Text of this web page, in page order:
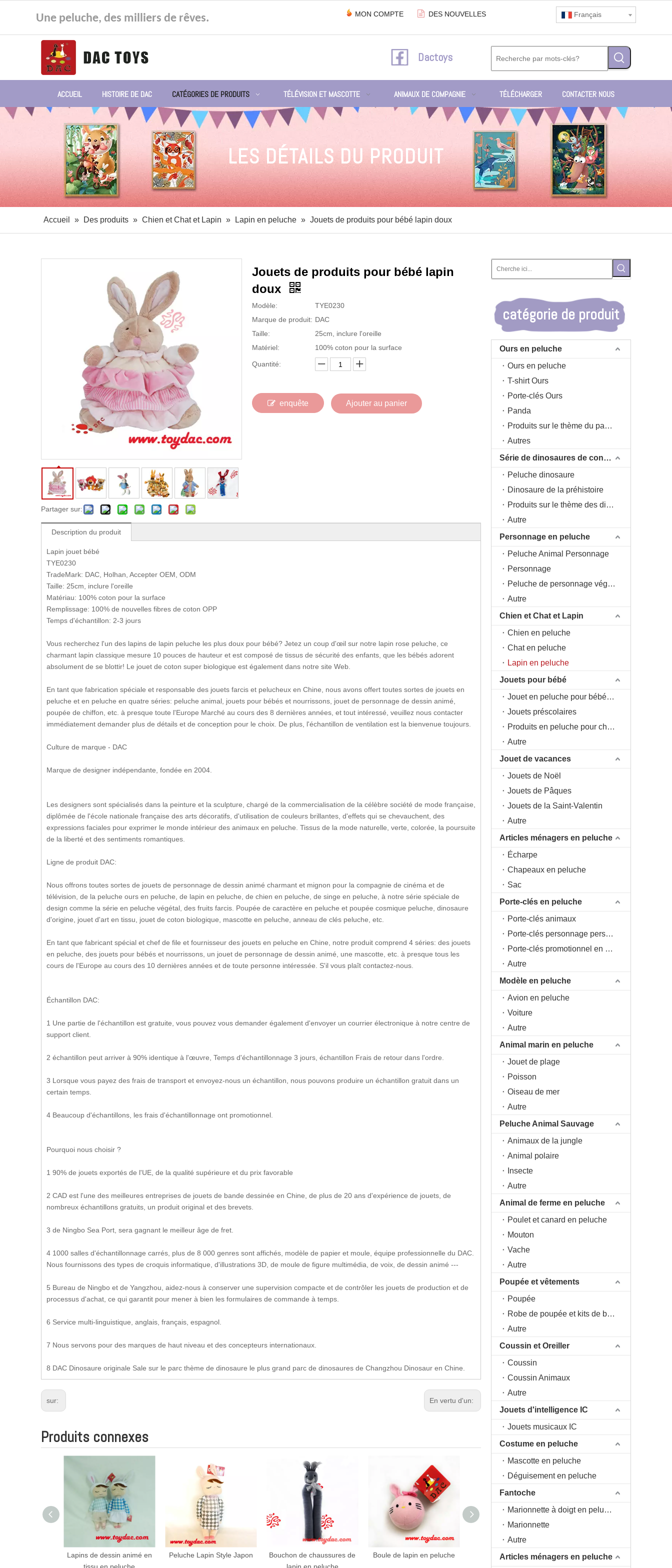
Une peluche, des milliers de rêves. MON COMPTE  DES NOUVELLES Français
Dactoys
ACCUEIL HISTOIRE DE DAC CATÉGORIES DE PRODUITS TÉLÉVISION ET MASCOTTE ANIMAUX DE COMPAGNIE TÉLÉCHARGER CONTACTER NOUS
LES DÉTAILS DU PRODUIT
Accueil » Des produits » Chien et Chat et Lapin » Lapin en peluche » Jouets de produits pour bébé lapin doux
Partager sur:
Jouets de produits pour bébé lapin
doux
Modèle:
TYE0230
Marque de produit: DAC
Taille:
25cm, inclure l'oreille
Matériel:
100% coton pour la surface
Quantité:
enquête Ajouter au panier
Description du produit
Lapin jouet bébé
TYE0230
TradeMark: DAC, Holhan, Accepter OEM, ODM
Taille: 25cm, inclure l'oreille
Matériau: 100% coton pour la surface
Remplissage: 100% de nouvelles fibres de coton OPP
Temps d'échantillon: 2-3 jours
Vous recherchez l'un des lapins de lapin peluche les plus doux pour bébé? Jetez un coup d'œil sur notre lapin rose peluche, ce
charmant lapin classique mesure 10 pouces de hauteur et est composé de tissus de sécurité des enfants, que les bébés adorent
absolument de se blottir! Le jouet de coton super biologique est également dans notre site Web.
En tant que fabrication spéciale et responsable des jouets farcis et pelucheux en Chine, nous avons offert toutes sortes de jouets en
peluche et en peluche en quatre séries: peluche animal, jouets pour bébés et nourrissons, jouet de personnage de dessin animé,
poupée de chiffon, etc. à presque toute l'Europe Marché au cours des 8 dernières années, et tout intéressé, veuillez nous contacter
immédiatement demander plus de détails et de conception pour le choix. De plus, l'échantillon de ventilation est la bienvenue toujours.
Culture de marque - DAC
Marque de designer indépendante, fondée en 2004.
Les designers sont spécialisés dans la peinture et la sculpture, chargé de la commercialisation de la célèbre société de mode française,
diplômée de l'école nationale française des arts décoratifs, d'utilisation de couleurs brillantes, d'effets qui se chevauchent, des
expressions faciales pour exprimer le monde intérieur des animaux en peluche. Tissus de la mode naturelle, verte, colorée, la poursuite
de la liberté et des sentiments romantiques.
Ligne de produit DAC:
Nous offrons toutes sortes de jouets de personnage de dessin animé charmant et mignon pour la compagnie de cinéma et de
télévision, de la peluche ours en peluche, de lapin en peluche, de chien en peluche, de singe en peluche, à notre série spéciale de
design comme la série en peluche végétal, des fruits farcis. Poupée de caractère en peluche et poupée cosmique peluche, dinosaure
d'origine, jouet d'art en tissu, jouet de coton biologique, mascotte en peluche, anneau de clés peluche, etc.
En tant que fabricant spécial et chef de file et fournisseur des jouets en peluche en Chine, notre produit comprend 4 séries: des jouets
en peluche, des jouets pour bébés et nourrissons, un jouet de personnage de dessin animé, une mascotte, etc. à presque tous les
cours de l'Europe au cours des 10 dernières années et de toute personne intéressée. S'il vous plaît contactez-nous.
Échantillon DAC:
1 Une partie de l'échantillon est gratuite, vous pouvez vous demander également d'envoyer un courrier électronique à notre centre de
support client.
2 échantillon peut arriver à 90% identique à l'œuvre, Temps d'échantillonnage 3 jours, échantillon Frais de retour dans l'ordre.
3 Lorsque vous payez des frais de transport et envoyez-nous un échantillon, nous pouvons produire un échantillon gratuit dans un
certain temps.
4 Beaucoup d'échantillons, les frais d'échantillonnage ont promotionnel.
Pourquoi nous choisir ?
1 90% de jouets exportés de l'UE, de la qualité supérieure et du prix favorable
2 CAD est l'une des meilleures entreprises de jouets de bande dessinée en Chine, de plus de 20 ans d'expérience de jouets, de
nombreux échantillons gratuits, un produit original et des brevets.
3 de Ningbo Sea Port, sera gagnant le meilleur âge de fret.
4 1000 salles d'échantillonnage carrés, plus de 8 000 genres sont affichés, modèle de papier et moule, équipe professionnelle du DAC.
Nous fournissons des types de croquis informatique, d'illustrations 3D, de moule de figure multimédia, de voix, de dessin animé ---
5 Bureau de Ningbo et de Yangzhou, aidez-nous à conserver une supervision compacte et de contrôler les jouets de production et de
processus d'achat, ce qui garantit pour mener à bien les formulaires de commande à temps.
6 Service multi-linguistique, anglais, français, espagnol.
7 Nous servons pour des marques de haut niveau et des concepteurs internationaux.
8 DAC Dinosaure originale Sale sur le parc thème de dinosaure le plus grand parc de dinosaures de Changzhou Dinosaur en Chine.
sur: En vertu d'un:
Produits connexes
Peluche Lapin Style Japon
Bouchon de chaussures de
Boule de lapin en peluche Peluche Lapin Pull
Lapin en fourrure en
Peluche mini lapin blanc
catégorie de produit
Ours en peluche
Ours en peluche
T-shirt Ours
Porte-clés Ours
Panda
Produits sur le thème du panda
Autres
Série de dinosaures de conception originale DAC
Peluche dinosaure
Dinosaure de la préhistoire
Produits sur le thème des dinosaures
Autre
Personnage en peluche
Peluche Animal Personnage
Personnage
Peluche de personnage végétal
Autre
Chien et Chat et Lapin
Chien en peluche
Chat en peluche
Lapin en peluche
Jouets pour bébé
Jouet en peluche pour bébé 0+
Jouets préscolaires
Produits en peluche pour chambre d'enfant
Autre
Jouet de vacances
Jouets de Noël
Jouets de Pâques
Jouets de la Saint-Valentin
Autre
Articles ménagers en peluche
Écharpe
Chapeaux en peluche
Sac
Porte-clés en peluche
Porte-clés animaux
Porte-clés personnage personnage
Porte-clés promotionnel en peluche
Autre
Modèle en peluche
Avion en peluche
Voiture
Autre
Animal marin en peluche
Jouet de plage
Poisson
Oiseau de mer
Autre
Peluche Animal Sauvage
Animaux de la jungle
Animal polaire
Insecte
Autre
Animal de ferme en peluche
Poulet et canard en peluche
Mouton
Vache
Autre
Poupée et vêtements
Poupée
Robe de poupée et kits de bricolage
Autre
Coussin et Oreiller
Coussin
Coussin Animaux
Autre
Jouets d'intelligence IC
Jouets musicaux IC
Costume en peluche
Mascotte en peluche
Déguisement en peluche
Fantoche
Marionnette à doigt en peluche
Marionnette
Autre
Articles ménagers en peluche